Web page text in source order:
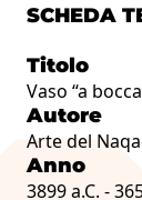
SCHEDA
Titolo
Vaso “a
Autore
Arte del
Anno
3899 a.C. -